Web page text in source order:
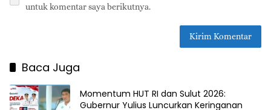
untuk komentar saya berikutnya.
Baca Juga
Momentum HUT RI dan Sulut 2026:
Gubernur Yulius Luncurkan Keringanan